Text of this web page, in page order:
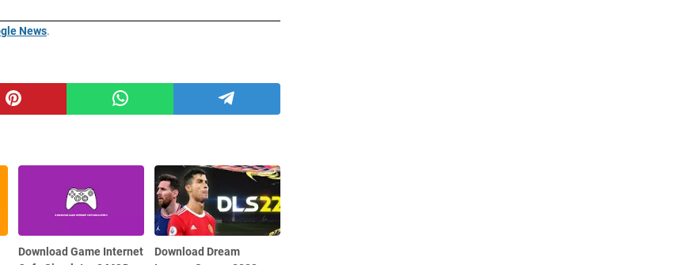
News.
Download Game Internet
Download Dream